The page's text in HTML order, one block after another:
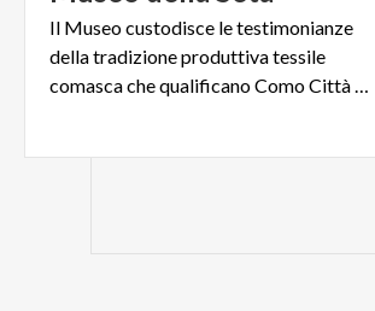
Il Museo custodisce le testimonianze
della tradizione produttiva tessile